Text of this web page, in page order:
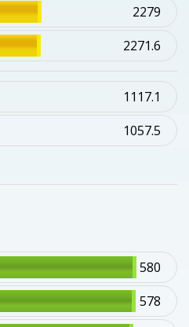
2279
2271.6
1117.1
1057.5
580
578